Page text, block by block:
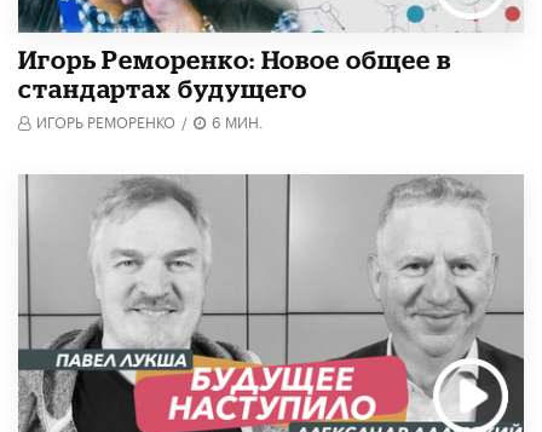
Игорь Реморенко: Новое общее в
стандартах будущего
ИГОРЬ РЕМОРЕНКО / 6 МИН.